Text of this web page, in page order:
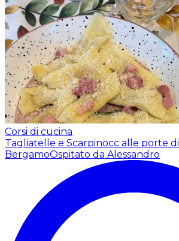
Corsi di cucina
Tagliatelle e Scarpinocc alle porte di
BergamoOspitato da Alessandro